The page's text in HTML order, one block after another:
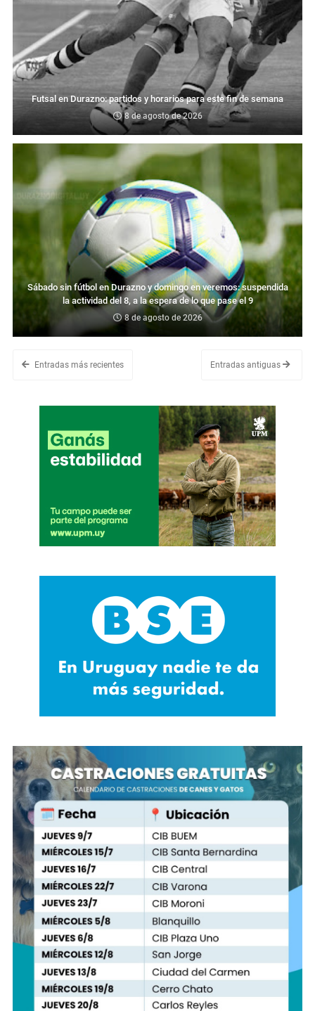
Futsal en Durazno: partidos y horarios para este fin de semana
8 de agosto de 2026
Sábado sin fútbol en Durazno y domingo en veremos: suspendida
la actividad del 8, a la espera de lo que pase el 9
8 de agosto de 2026
Entradas más recientes Entradas antiguas